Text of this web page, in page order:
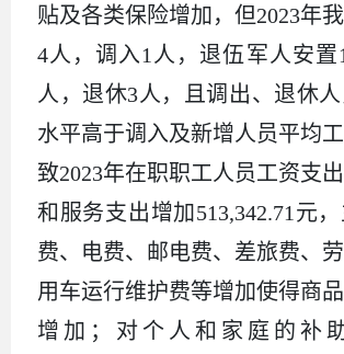
贴及各类保险增加，但2023年
4人，调入1人，退伍军人安置
人，退休3人，且调出、退休
水平高于调入及新增人员平均
致2023年在职职工人员工资支
和服务支出增加513,342.71元
费、电费、邮电费、差旅费、
用车运行维护费等增加使得商
增加；对个人和家庭的补